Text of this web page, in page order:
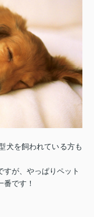
犬を飼われている方も
が、やっぱりペット
です！